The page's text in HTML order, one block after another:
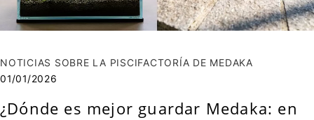
NOTICIAS SOBRE LA PISCIFACTORÍA DE MEDAKA
01/01/2026
¿Dónde es mejor guardar Medaka: en